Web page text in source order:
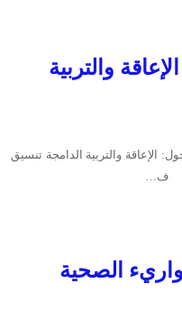
والتربية
الإعاقة والتربية الدامجة تنسيق
ف…
الصحية